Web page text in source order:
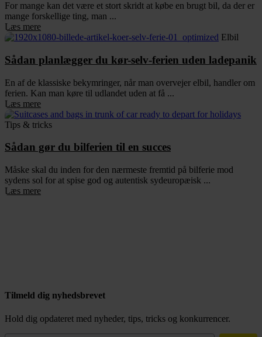
For mange kan det være et stort skridt at købe en brugt bil, da der er
mange forskellige ting, man ...
Læs mere
Elbil
Sådan planlægger du kør-selv-ferien uden ladepanik
En af de klassiske bekymringer, når man overvejer elbil, handler om
ferien. Kan man køre til udlandet uden at få ...
Læs mere
Tips & tricks
Sådan gør du bilferien til en succes
Måske skal du inden for den nærmeste fremtid på bilferie mod
sydens sol for at spise god og autentisk sydeuropæisk ...
Læs mere
Tilmeld dig nyhedsbrevet
Hold dig opdateret med nyheder, tips, tricks og konkurrencer.